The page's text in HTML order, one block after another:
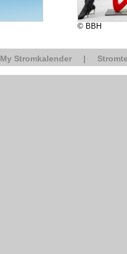
© BBH
My Stromkalender |